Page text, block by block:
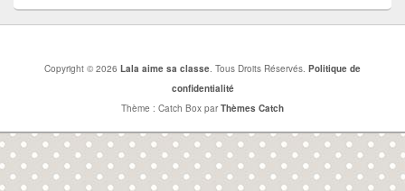
Copyright © 2026 Lala aime sa classe . Tous Droits Réservés. Politique de
confidentialité
Thème : Catch Box parThèmes Catch